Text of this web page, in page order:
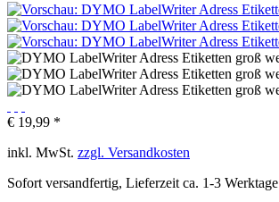
€ 19,99 *
inkl. MwSt. zzgl. Versandkosten
Sofort versandfertig, Lieferzeit ca. 1-3 Werktage